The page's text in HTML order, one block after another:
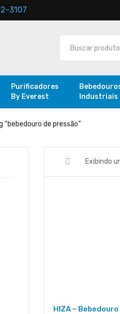
3107
Purificadores
By Everest
Industriais
de pressão”
Exibindo
HIZA –